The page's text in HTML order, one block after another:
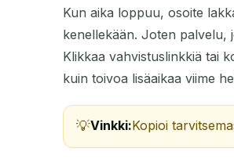
Kun aika loppuu, osoite
kenellekään. Joten palvelu,
Klikkaa vahvistuslinkkiä tai
kuin toivoa lisäaikaa viime
Vinkki:Kopioi